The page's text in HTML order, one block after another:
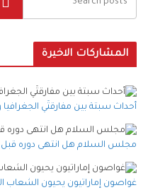
المشاركات الاخيرة
أحداث سبتة بين مفارقتَي
مجلس السلام هل انتهى دوره قبل
غواصون إماراتيون يحيون الشعاب